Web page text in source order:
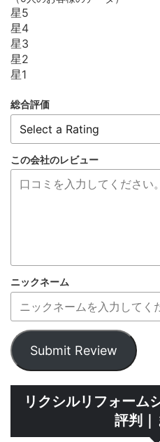
星5
星4
星3
星2
星1
総合評価
この会社のレビュー
ニックネーム
Submit Review
リクシルリフォーム
評判